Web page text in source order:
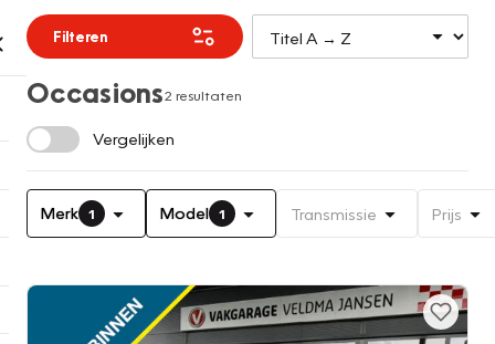
Filteren
Occasions2 resultaten
Vergelijken
Merk 1 Model 1 Transmissie Prijs